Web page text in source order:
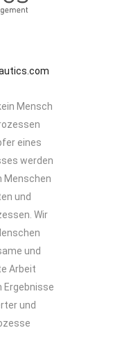
Mensch
eines
werden
Menschen
und
Wir
und
Arbeit
Ergebnisse
und